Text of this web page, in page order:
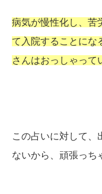
病気が慢性化し、苦
て入院することにな
さんはおっしゃって
この占いに対して、
ないから、頑張っち